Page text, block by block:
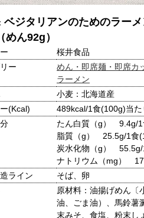
ベジタリアンのためのラーメ
めん92g）
桜井食品
ー
めん・即席麺・即席カ
ラーメン
小麦：北海道産
(Kcal)
489kcal/1食(100g)当た
たん白質（g） 9.4g/1
脂質（g） 25.5g/1食
炭水化物（g） 55.5g/
ナトリウム（mg）
ライン
そば、卵
原材料：油揚げめん〔
油、ごま油）、馬鈴薯
末みそ、食塩、粉末し